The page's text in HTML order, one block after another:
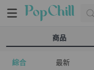
商品
綜合 最新